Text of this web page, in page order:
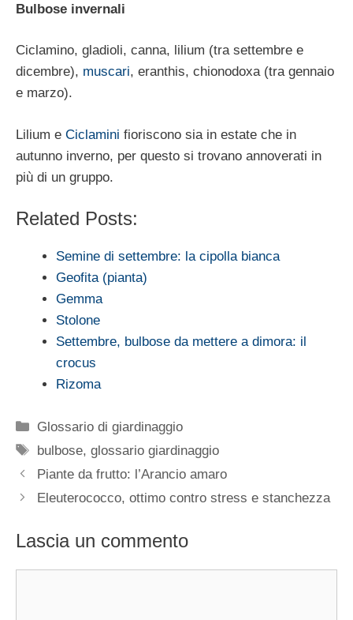
Bulbose invernali
Ciclamino, gladioli, canna, lilium (tra settembre e
dicembre), muscari, eranthis, chionodoxa (tra gennaio
e marzo).
Lilium e Ciclamini fioriscono sia in estate che in
autunno inverno, per questo si trovano annoverati in
più di un gruppo.
Related Posts:
Semine di settembre: la cipolla bianca
Geofita (pianta)
Gemma
Stolone
Settembre, bulbose da mettere a dimora: il
crocus
Rizoma
Categorie
Glossario di giardinaggio
Tag
bulbose,glossario giardinaggio
Piante da frutto: l’Arancio amaro
Eleuterococco, ottimo contro stress e stanchezza
Lascia un commento